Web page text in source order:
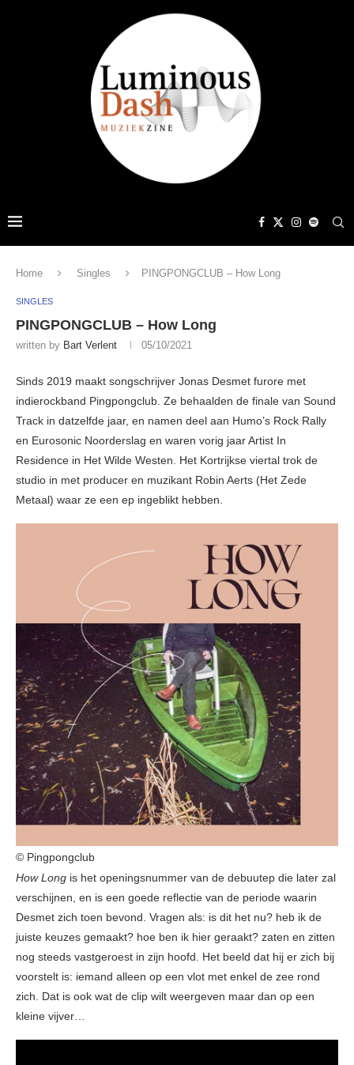
Home Singles PINGPONGCLUB – How Long
SINGLES
PINGPONGCLUB – How Long
written by Bart Verlent 05/10/2021
Sinds 2019 maakt songschrijver Jonas Desmet furore met
indierockband Pingpongclub. Ze behaalden de finale van Sound
Track in datzelfde jaar, en namen deel aan Humo’s Rock Rally
en Eurosonic Noorderslag en waren vorig jaar Artist In
Residence in Het Wilde Westen. Het Kortrijkse viertal trok de
studio in met producer en muzikant Robin Aerts (Het Zede
Metaal) waar ze een ep ingeblikt hebben.
© Pingpongclub
How Long is het openingsnummer van de debuutep die later zal
verschijnen, en is een goede reflectie van de periode waarin
Desmet zich toen bevond. Vragen als: is dit het nu? heb ik de
juiste keuzes gemaakt? hoe ben ik hier geraakt? zaten en zitten
nog steeds vastgeroest in zijn hoofd. Het beeld dat hij er zich bij
voorstelt is: iemand alleen op een vlot met enkel de zee rond
zich. Dat is ook wat de clip wilt weergeven maar dan op een
kleine vijver…